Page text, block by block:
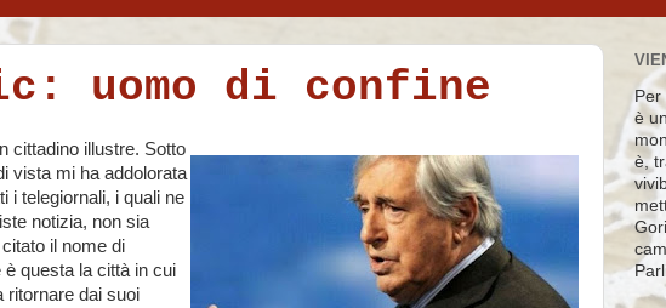
uomo di confine
cittadino illustre. Sotto
vista mi ha addolorata
i telegiornali, i quali ne
notizia, non sia
il nome di
questa la città in cui
ritornare dai suoi
è
è,